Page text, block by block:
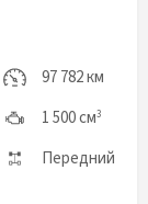
97 782 км
1 500 см3
Передний